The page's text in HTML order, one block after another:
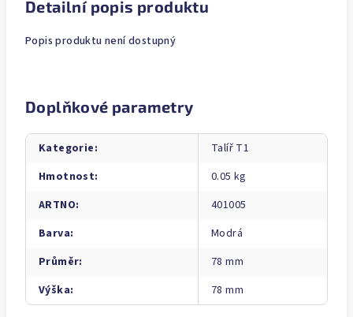
Detailní popis produktu
Popis produktu není dostupný
Doplňkové parametry
Kategorie:
Talíř T1
Hmotnost:
0.05 kg
ARTNO:
401005
Barva:
Modrá
Průměr:
78 mm
Výška: 78 mm